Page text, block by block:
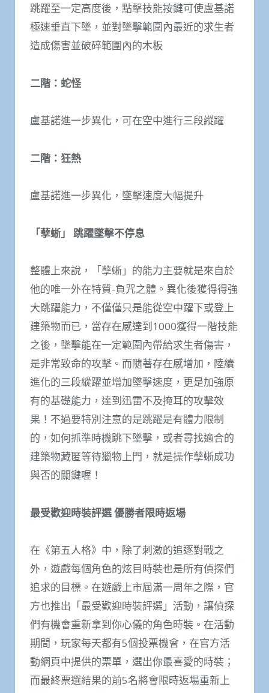
跳躍至一定高度後，點擊技能按鍵可使盧基諾
極速垂直下墜，並對墜擊範圍內最近的求生者
造成傷害並破碎範圍內的木板
二階：蛇怪
盧基諾進一步異化，可在空中進行三段縱躍
二階：狂熱
盧基諾進一步異化，墜擊速度大幅提升
「孽蜥」 跳躍墜擊不停息
整體上來說，「孽蜥」的能力主要就是來自於
他的唯一外在特質-負咒之體。異化後獲得得強
大跳躍能力，不僅僅只是能從空中躍下或登上
建築物而已，當存在感達到1000獲得一階技能
之後，墜擊能在一定範圍內帶給求生者傷害，
是非常致命的攻擊。而隨著存在感增加，陸續
進化的三段縱躍並增加墜擊速度，更是加強原
有的基礎能力，達到迅雷不及掩耳的攻擊效
果！不過要特別注意的是跳躍是有體力限制
的，如何抓準時機跳下墜擊，或者尋找適合的
建築物藏匿等待獵物上門，就是操作孽蜥成功
與否的關鍵喔！
最受歡迎時裝評選優勝者限時返場
在《第五人格》中，除了刺激的追逐對戰之
外，遊戲每個角色的炫目時裝也是所有偵探們
追求的目標。在遊戲上市屆滿一周年之際，官
方也推出「最受歡迎時裝評選」活動，讓偵探
們有機會重新拿到你心儀的角色時裝。在活動
期間，玩家每天都有5個投票機會，在官方活
動網頁中提供的票單，選出你最喜愛的時裝；
而最終票選結果的前5名將會限時返場重新上